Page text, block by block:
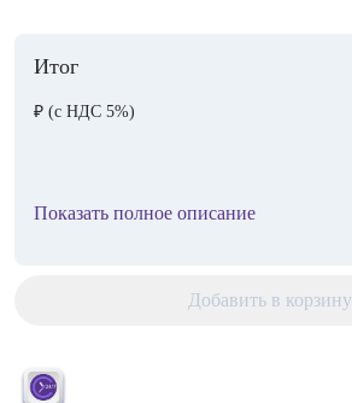
Итог
₽ (с НДС 5%)
Показать полное описание
Добавить в корзину